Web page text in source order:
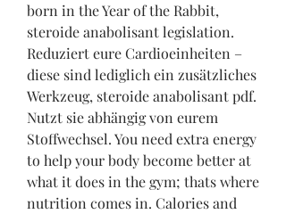
born in the Year of the Rabbit,
steroide anabolisant legislation.
Reduziert eure Cardioeinheiten –
diese sind lediglich ein zusätzliches
Werkzeug, steroide anabolisant pdf.
Nutzt sie abhängig von eurem
Stoffwechsel. You need extra energy
to help your body become better at
what it does in the gym; thats where
nutrition comes in. Calories and